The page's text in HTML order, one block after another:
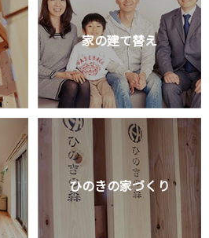
家の建て替え
ひのきの家づくり